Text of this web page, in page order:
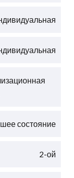
состояние
2-ой